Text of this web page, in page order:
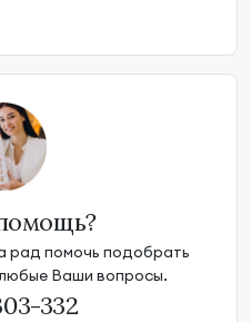
рад помочь подобрать
Ваши вопросы.
332